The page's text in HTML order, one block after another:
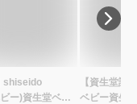
shiseido
ー)資生堂ベビ
【資生堂認
ベビー資生